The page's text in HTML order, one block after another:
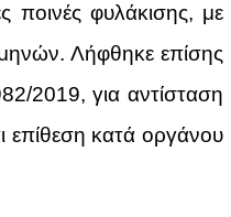
ποινές φυλάκισης, με
Λήφθηκε επίσης
2019, για αντίσταση
επίθεση κατά οργάνου